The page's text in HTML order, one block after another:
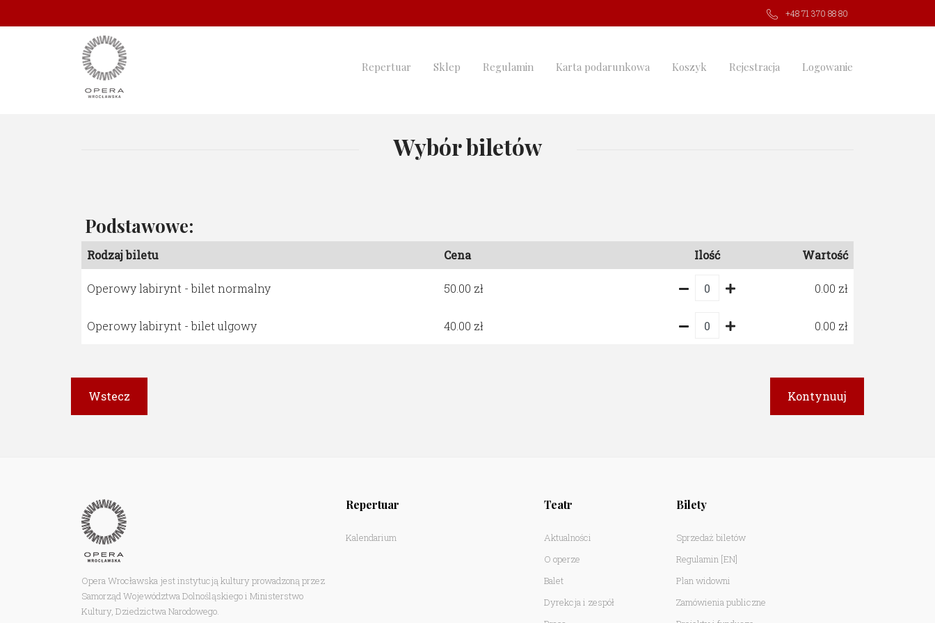
+48 71 370 88 80
Repertuar Sklep Regulamin Karta podarunkowa Koszyk Rejestracja Logowanie
Wybór biletów
Podstawowe:
Rodzaj biletu Cena Ilość Wartość
Operowy labirynt - bilet normalny 50.00 0.00
Operowy labirynt - bilet ulgowy 40.00 0.00
Opera Wrocławska jest instytucją kultury prowadzoną przez
Samorząd Województwa Dolnośląskiego i Ministerstwo
Kultury, Dziedzictwa Narodowego.
Repertuar
Kalendarium
Teatr
Aktualności
O operze
Balet
Dyrekcja i zespół
Bilety
Sprzedaż biletów
Regulamin [EN]
Plan widowni
Zamówienia publiczne